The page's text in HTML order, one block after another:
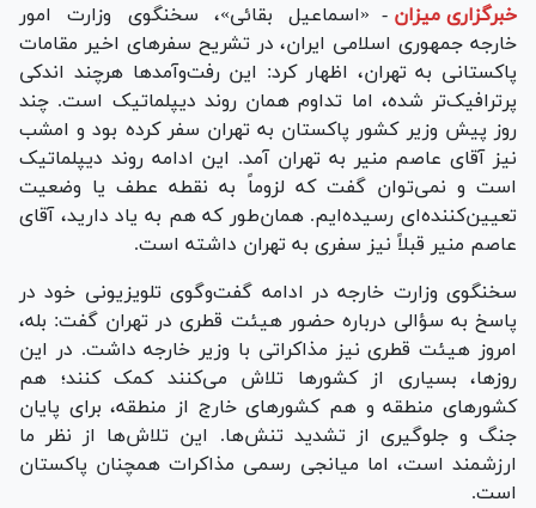
خبرگزاری میزان - «اسماعیل بقائی»، سخنگوی وزارت امور
خارجه جمهوری اسلامی ایران، در تشریح سفرهای اخیر مقامات
پاکستانی به تهران، اظهار کرد: این رفت‌وآمدها هرچند اندکی
پرترافیک‌تر شده، اما تداوم همان روند دیپلماتیک است. چند
روز پیش وزیر کشور پاکستان به تهران سفر کرده بود و امشب
نیز آقای عاصم منیر به تهران آمد. این ادامه روند دیپلماتیک
است و نمی‌توان گفت که لزوماً به نقطه عطف یا وضعیت
تعیین‌کننده‌ای رسیده‌ایم. همان‌طور که هم به یاد دارید، آقای
عاصم منیر قبلاً نیز سفری به تهران داشته است.
سخنگوی وزارت خارجه در ادامه گفت‌وگوی تلویزیونی خود در
پاسخ به سؤالی درباره حضور هیئت قطری در تهران گفت: بله،
امروز هیئت قطری نیز مذاکراتی با وزیر خارجه داشت. در این
روزها، بسیاری از کشورها تلاش می‌کنند کمک کنند؛ هم
کشورهای منطقه و هم کشورهای خارج از منطقه، برای پایان
جنگ و جلوگیری از تشدید تنش‌ها. این تلاش‌ها از نظر ما
ارزشمند است، اما میانجی رسمی مذاکرات همچنان پاکستان
است.